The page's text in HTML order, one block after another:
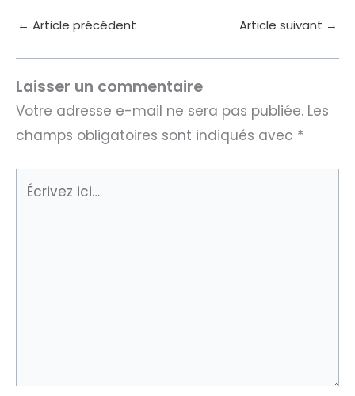
← Article précédent Article suivant →
Laisser un commentaire
Votre adresse e-mail ne sera pas publiée. Les
champs obligatoires sont indiqués avec *
Écrivez